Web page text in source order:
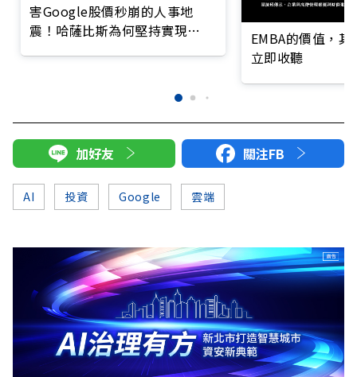
害Google股價秒崩的人事地
震！哈薩比斯為何堅持實現
EMBA的價值，
立即收聽
加好友 關注FB
AI 投資 Google 雲端